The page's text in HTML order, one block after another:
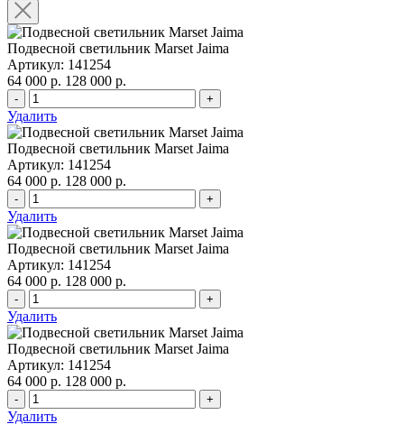
Подвесной светильник Marset Jaima
Артикул: 141254
64 000 р. 128 000 р.
- +
Удалить
Подвесной светильник Marset Jaima
Артикул: 141254
64 000 р. 128 000 р.
- +
Удалить
Подвесной светильник Marset Jaima
Артикул: 141254
64 000 р. 128 000 р.
- +
Удалить
Подвесной светильник Marset Jaima
Артикул: 141254
64 000 р. 128 000 р.
- +
Удалить